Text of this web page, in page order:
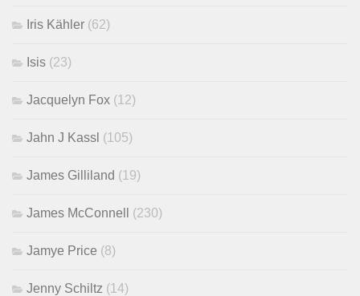
Iris Kähler (62)
Isis (23)
Jacquelyn Fox (12)
Jahn J Kassl (105)
James Gilliland (19)
James McConnell (230)
Jamye Price (8)
Jenny Schiltz (14)